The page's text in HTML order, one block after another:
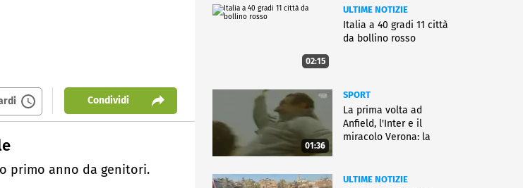
Condividi
primo anno da genitori.
02:15
ULTIME NOTIZIE
Italia a 40 gradi 11 città
da bollino rosso
01:36
SPORT
La prima volta ad
Anfield, l'Inter e il
miracolo Verona: la
ULTIME NOTIZIE